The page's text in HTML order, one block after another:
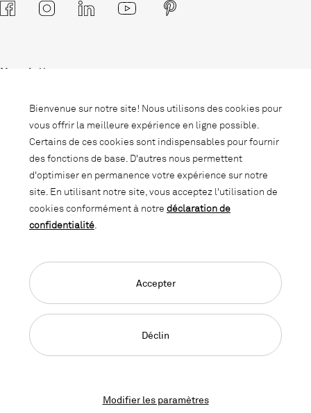
Newsletter
Abonnez-vous à notre newsletter et
soyez informé des promotions, des
nouveautés et des trends d'intérieur.
Language Navigation
Deutsch
Impressum Déclaration de confidentialité
Bienvenue sur notre site! Nous utilisons des cookies pour
vous offrir la meilleure expérience en ligne possible.
Certains de ces cookies sont indispensables pour fournir
des fonctions de base. D'autres nous permettent
d'optimiser en permanence votre expérience sur notre
site. En utilisant notre site, vous acceptez l'utilisation de
cookies conformément à notre déclaration de
confidentialité
Modifier les paramètres
Déclin
Accepter